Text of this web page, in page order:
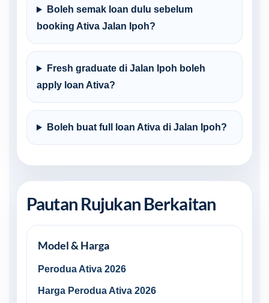
Boleh semak loan dulu sebelum
booking Ativa Jalan Ipoh?
Fresh graduate di Jalan Ipoh boleh
apply loan Ativa?
Boleh buat full loan Ativa di Jalan Ipoh?
Pautan Rujukan Berkaitan
Model & Harga
Perodua Ativa 2026
Harga Perodua Ativa 2026